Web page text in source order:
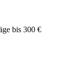
bis 300 €